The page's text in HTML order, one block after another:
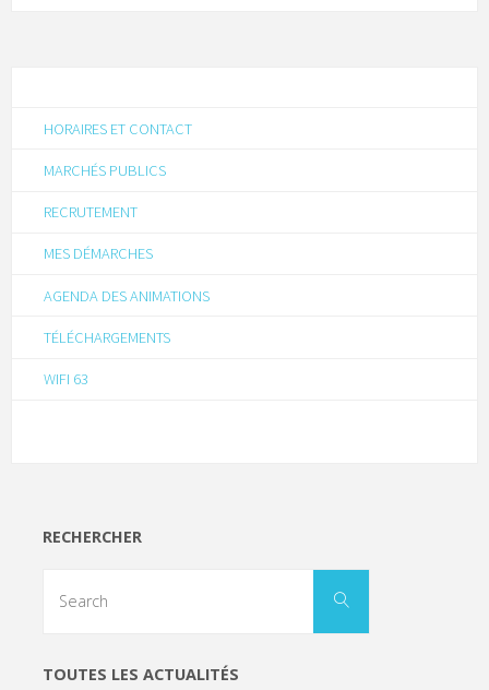
HORAIRES ET CONTACT
MARCHÉS PUBLICS
RECRUTEMENT
MES DÉMARCHES
AGENDA DES ANIMATIONS
TÉLÉCHARGEMENTS
WIFI 63
RECHERCHER
TOUTES LES ACTUALITÉS